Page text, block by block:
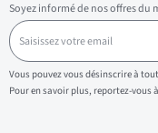
Soyez informé de nos offres du
S
a
i
s
i
s
Vous pouvez vous désinscrire à
Pour en savoir plus, reportez-vous